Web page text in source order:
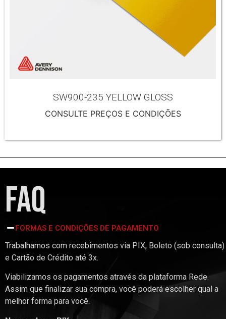
SW900-235 YELLOW GLOSS
CONSULTE PREÇOS E CONDIÇÕES
FAQ
FORMAS E CONDIÇÕES DE PAGAMENTO
Trabalhamos com recebimentos via PIX, Boleto (sob consulta)
e Cartão de Crédito até 3x.
Viabilizamos os pagamentos através da plataforma Rede.
Assim que finalizar sua compra, você poderá escolher qual a
melhor forma para você.